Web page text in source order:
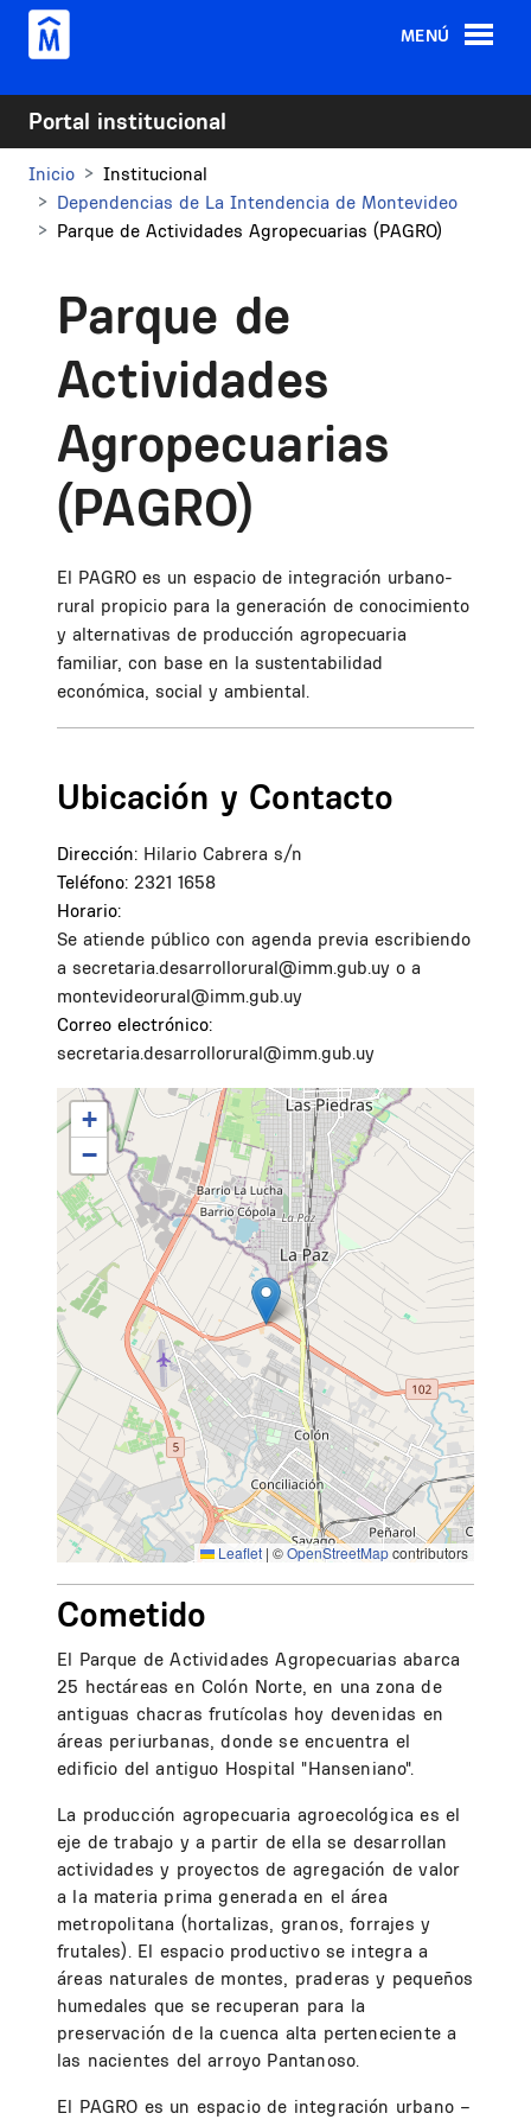
Pasar al contenido principal
MENÚ
Portal institucional
Inicio
Institucional
Dependencias de La Intendencia de Montevideo
Parque de Actividades Agropecuarias (PAGRO)
Parque de
Actividades
Agropecuarias
(PAGRO)
El PAGRO es un espacio de integración urbano-
rural propicio para la generación de conocimiento
y alternativas de producción agropecuaria
familiar, con base en la sustentabilidad
económica, social y ambiental.
Ubicación y Contacto
Dirección: Hilario Cabrera s/n
Teléfono: 2321 1658
Horario:
Se atiende público con agenda previa escribiendo
a secretaria.desarrollorural@imm.gub.uy o a
montevideorural@imm.gub.uy
Correo electrónico:
secretaria.desarrollorural@imm.gub.uy
+
−
Leaflet | ©OpenStreetMapcontributors
Cometido
El Parque de Actividades Agropecuarias abarca
25 hectáreas en Colón Norte, en una zona de
antiguas chacras frutícolas hoy devenidas en
áreas periurbanas, donde se encuentra el
edificio del antiguo Hospital "Hanseniano".
La producción agropecuaria agroecológica es el
eje de trabajo y a partir de ella se desarrollan
actividades y proyectos de agregación de valor
a la materia prima generada en el área
metropolitana (hortalizas, granos, forrajes y
frutales). El espacio productivo se integra a
áreas naturales de montes, praderas y pequeños
humedales que se recuperan para la
preservación de la cuenca alta perteneciente a
las nacientes del arroyo Pantanoso.
El PAGRO es un espacio de integración urbano –